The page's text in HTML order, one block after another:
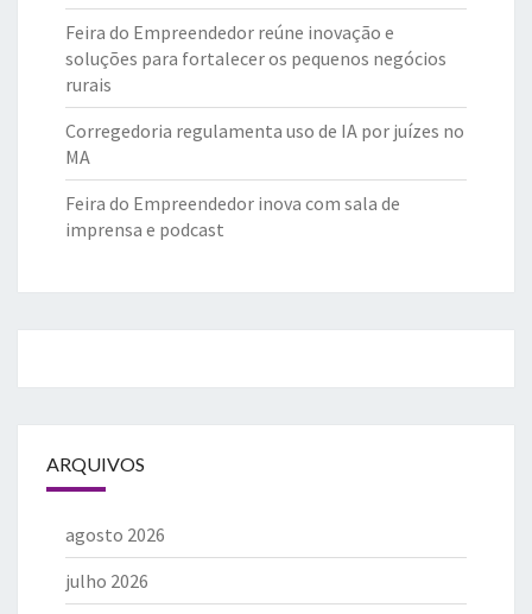
Feira do Empreendedor reúne inovação e
soluções para fortalecer os pequenos negócios
rurais
Corregedoria regulamenta uso de IA por juízes no
MA
Feira do Empreendedor inova com sala de
imprensa e podcast
ARQUIVOS
agosto 2026
julho 2026